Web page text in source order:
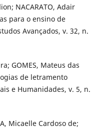
NACARATO, Adair
para o ensino de
Avançados, v. 32, n.
GOMES, Mateus das
de letramento
e Humanidades, v. 5, n.
Micaelle Cardoso de;